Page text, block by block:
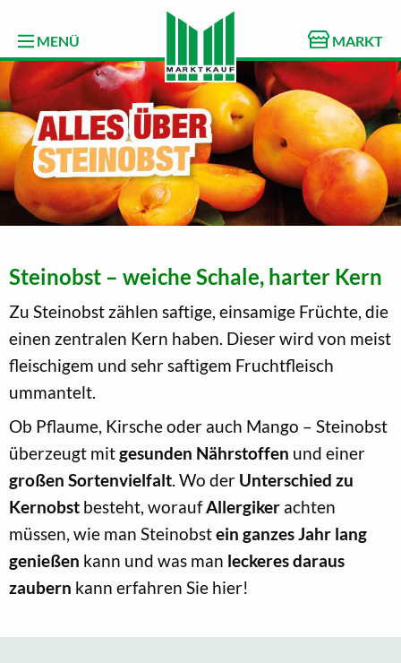
MENÜ MARKT
Steinobst – weiche Schale, harter Kern
Zu Steinobst zählen saftige, einsamige Früchte, die
einen zentralen Kern haben. Dieser wird von meist
fleischigem und sehr saftigem Fruchtfleisch
ummantelt.
Ob Pflaume, Kirsche oder auch Mango – Steinobst
überzeugt mitgesunden Nährstoffen und einer
großen Sortenvielfalt. Wo der Unterschied zu
Kernobst besteht, woraufAllergiker achten
müssen, wie man Steinobstein ganzes Jahr lang
genießen kann und was man leckeres daraus
zaubern kann erfahren Sie hier!